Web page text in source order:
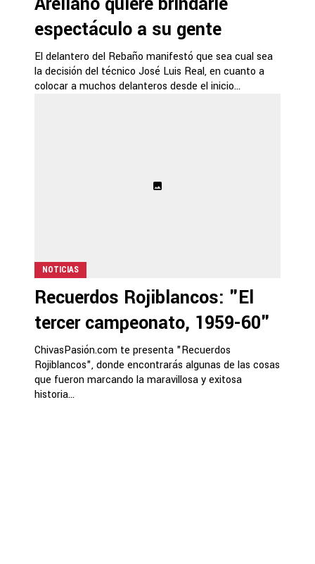
espectáculo a su gente
El delantero del Rebaño manifestó que sea cual sea
la decisión del técnico José Luis Real, en cuanto a
colocar a muchos delanteros desde el inicio...
NOTICIAS
Recuerdos Rojiblancos: "El
tercer campeonato, 1959-60"
ChivasPasión.com te presenta "Recuerdos
Rojiblancos", donde encontrarás algunas de las cosas
que fueron marcando la maravillosa y exitosa
historia...